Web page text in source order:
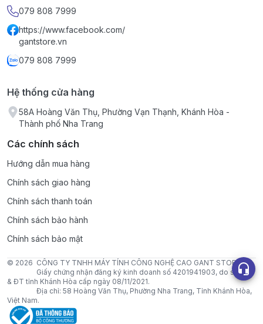
079 808 7999
https://www.facebook.com/
gantstore.vn
079 808 7999
Hệ thống cửa hàng
58A Hoàng Văn Thụ, Phường Vạn Thạnh, Khánh Hòa -
Thành phố Nha Trang
Các chính sách
Hướng dẫn mua hàng
Chính sách giao hàng
Chính sách thanh toán
Chính sách bảo hành
Chính sách bảo mật
© 2026 CÔNG TY TNHH MÁY TÍNH CÔNG NGHỆ CAO GANT STORE VN.
Giấy chứng nhận đăng ký kinh doanh số 4201941903, do sở KH
& ĐT tỉnh Khánh Hòa cấp ngày 08/11/2021.
Địa chỉ: 58 Hoàng Văn Thụ, Phường Nha Trang, Tỉnh Khánh Hòa,
Việt Nam.